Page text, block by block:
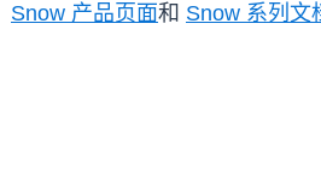
Snow 产品页面和 Snow 系列文